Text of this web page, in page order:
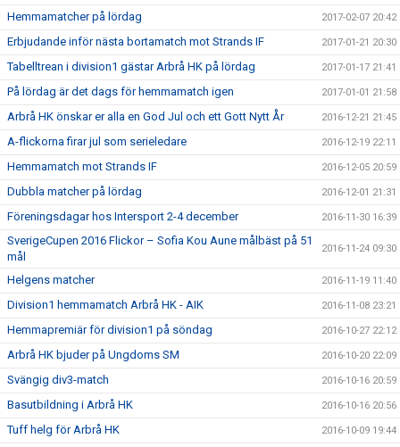
Hemmamatcher på lördag 2017-02-07 20:42
Erbjudande inför nästa bortamatch mot Strands IF 2017-01-21 20:30
Tabelltrean i division1 gästar Arbrå HK på lördag 2017-01-17 21:41
På lördag är det dags för hemmamatch igen 2017-01-01 21:58
Arbrå HK önskar er alla en God Jul och ett Gott Nytt År 2016-12-21 21:45
A-flickorna firar jul som serieledare 2016-12-19 22:11
Hemmamatch mot Strands IF 2016-12-05 20:59
Dubbla matcher på lördag 2016-12-01 21:31
Föreningsdagar hos Intersport 2-4 december 2016-11-30 16:39
SverigeCupen 2016 Flickor – Sofia Kou Aune målbäst på 51
mål
2016-11-24 09:30
Helgens matcher 2016-11-19 11:40
Division1 hemmamatch Arbrå HK - AIK 2016-11-08 23:21
Hemmapremiär för division1 på söndag 2016-10-27 22:12
Arbrå HK bjuder på Ungdoms SM 2016-10-20 22:09
Svängig div3-match 2016-10-16 20:59
Basutbildning i Arbrå HK 2016-10-16 20:56
Tuff helg för Arbrå HK 2016-10-09 19:44